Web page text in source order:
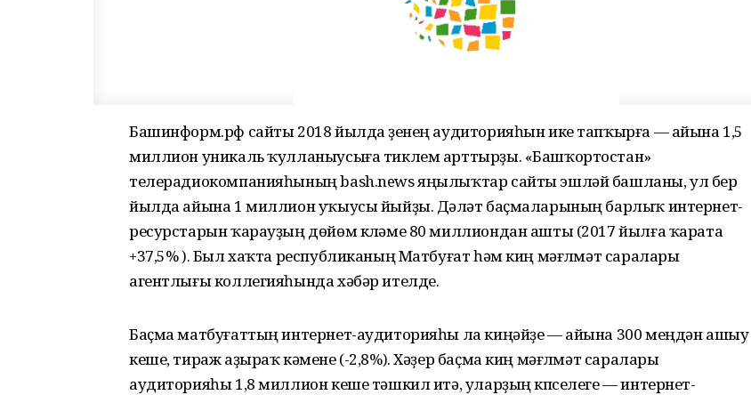
Башинформ.рф сайты 2018 йылда үҙенең аудиторияһын ике тапҡырға — айына 1,5
миллион уникаль ҡулланыусыға тиклем арттырҙы. «Башҡортостан»
телерадиокомпанияһының bash.news яңылыҡтар сайты эшләй башланы, ул бер
йылда айына 1 миллион уҡыусы йыйҙы. Дәүләт баҫмаларының барлыҡ интернет-
ресурстарын ҡарауҙың дөйөм күләме 80 миллиондан ашты (2017 йылға ҡарата
+37,5% ). Был хаҡта республиканың Матбуғат һәм киң мәғлүмәт саралары
агентлығы коллегияһында хәбәр ителде.
Баҫма матбуғаттың интернет-аудиторияһы ла киңәйҙе — айына 300 меңдән ашыу
кеше, тираж аҙыраҡ кәмене (-2,8%). Хәҙер баҫма киң мәғлүмәт саралары
аудиторияһы 1,8 миллион кеше тәшкил итә, уларҙың күпселеге — интернет-